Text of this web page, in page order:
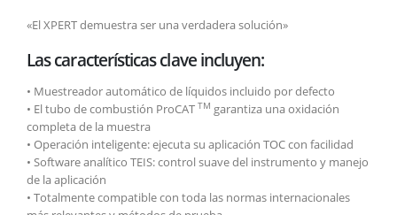
«El XPERT demuestra ser una verdadera solución»
Las características clave incluyen:
• Muestreador automático de líquidos incluido por defecto
• Eltubo de combustión ProCAT TM garantiza una oxidación
completa de la muestra
• Operación inteligente: ejecuta su aplicación TOC con facilidad
• Software analítico TEIS: control suave del instrumento y manejo
de la aplicación
• Totalmente compatible con toda las normas internacionales